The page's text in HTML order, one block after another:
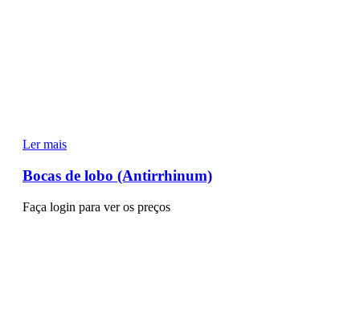
Ler mais
Bocas de lobo (Antirrhinum)
Faça login para ver os preços